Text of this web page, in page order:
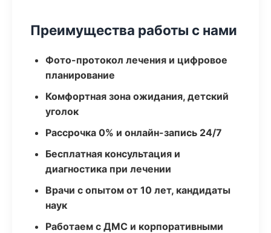
Преимущества работы с нами
Фото-протокол лечения и цифровое
планирование
Комфортная зона ожидания, детский
уголок
Рассрочка 0% и онлайн-запись 24/7
Бесплатная консультация и
диагностика при лечении
Врачи с опытом от 10 лет, кандидаты
наук
Работаем с ДМС и корпоративными